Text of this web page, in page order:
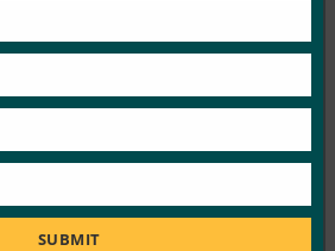
근 호주와 그 외…
63 디지털 ID 표준: 업데이트 및
SUBMIT